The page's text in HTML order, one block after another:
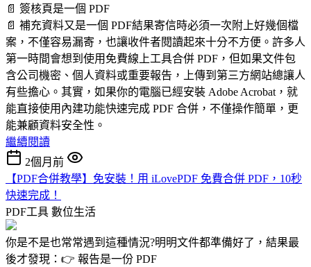
📄 簽核頁是一個 PDF
📄 補充資料又是一個 PDF結果寄信時必須一次附上好幾個檔
案，不僅容易漏寄，也讓收件者閱讀起來十分不方便。許多人
第一時間會想到使用免費線上工具合併 PDF，但如果文件包
含公司機密、個人資料或重要報告，上傳到第三方網站總讓人
有些擔心。其實，如果你的電腦已經安裝 Adobe Acrobat，就
能直接使用內建功能快速完成 PDF 合併，不僅操作簡單，更
能兼顧資料安全性。
繼續閱讀
2個月前
【PDF合併教學】免安裝！用 iLovePDF 免費合併 PDF，10秒
快速完成！
PDF工具 數位生活
你是不是也常常遇到這種情況?明明文件都準備好了，結果最
後才發現：👉 報告是一份 PDF